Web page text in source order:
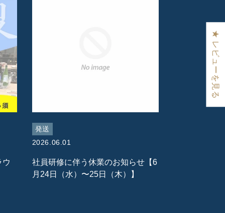
ウ
発送
2026.06.01
社員研修に伴う休業のお知らせ【6
月24日（水）〜25日（木）】
★ レビューを見る